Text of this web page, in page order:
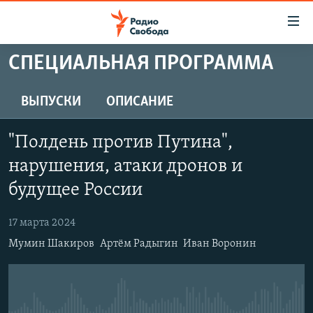
упрощенного
Вернуться
к
основному
Вернутся
навигации
Вернутся
ПРОГРАММЫ
ПОДКАСТЫ
ЦИТАТЫ СВОБОДЫ
МНЕНИЯ
КУЛЬТУРА
IDEL.РЕАЛИИ
КАВКАЗ.РЕАЛИИ
СПЕЦИАЛЬНАЯ ПРОГРАММА
ВЫПУСКИ ОПИСАНИЕ
"Полдень против Путина",
нарушения, атаки дронов и
будущее России
17 марта 2024
Мумин Шакиров Артём Радыгин Иван Воронин